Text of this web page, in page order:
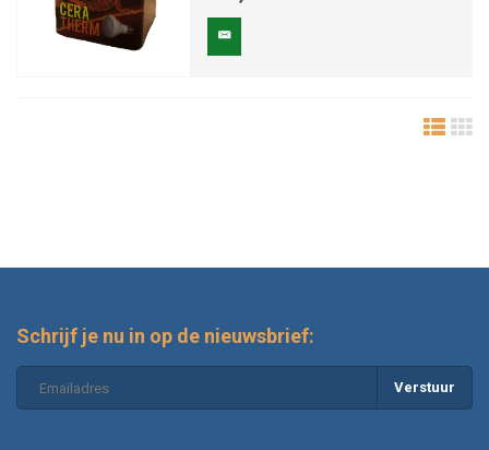
Schrijf je nu in op de nieuwsbrief:
Verstuur